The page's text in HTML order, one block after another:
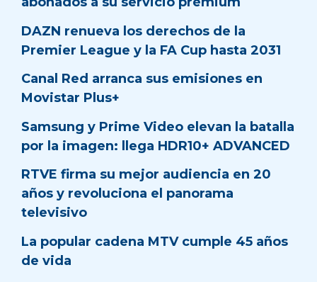
DAZN renueva los derechos de la
Premier League y la FA Cup hasta 2031
Canal Red arranca sus emisiones en
Movistar Plus+
Samsung y Prime Video elevan la batalla
por la imagen: llega HDR10+ ADVANCED
RTVE firma su mejor audiencia en 20
años y revoluciona el panorama
televisivo
La popular cadena MTV cumple 45 años
de vida